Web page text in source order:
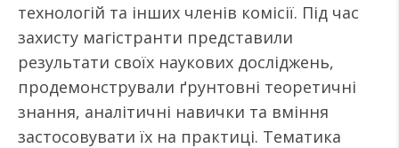
технологій та інших членів комісії. Під час
захисту магістранти представили
результати своїх наукових досліджень,
продемонстрували ґрунтовні теоретичні
знання, аналітичні навички та вміння
застосовувати їх на практиці. Тематика